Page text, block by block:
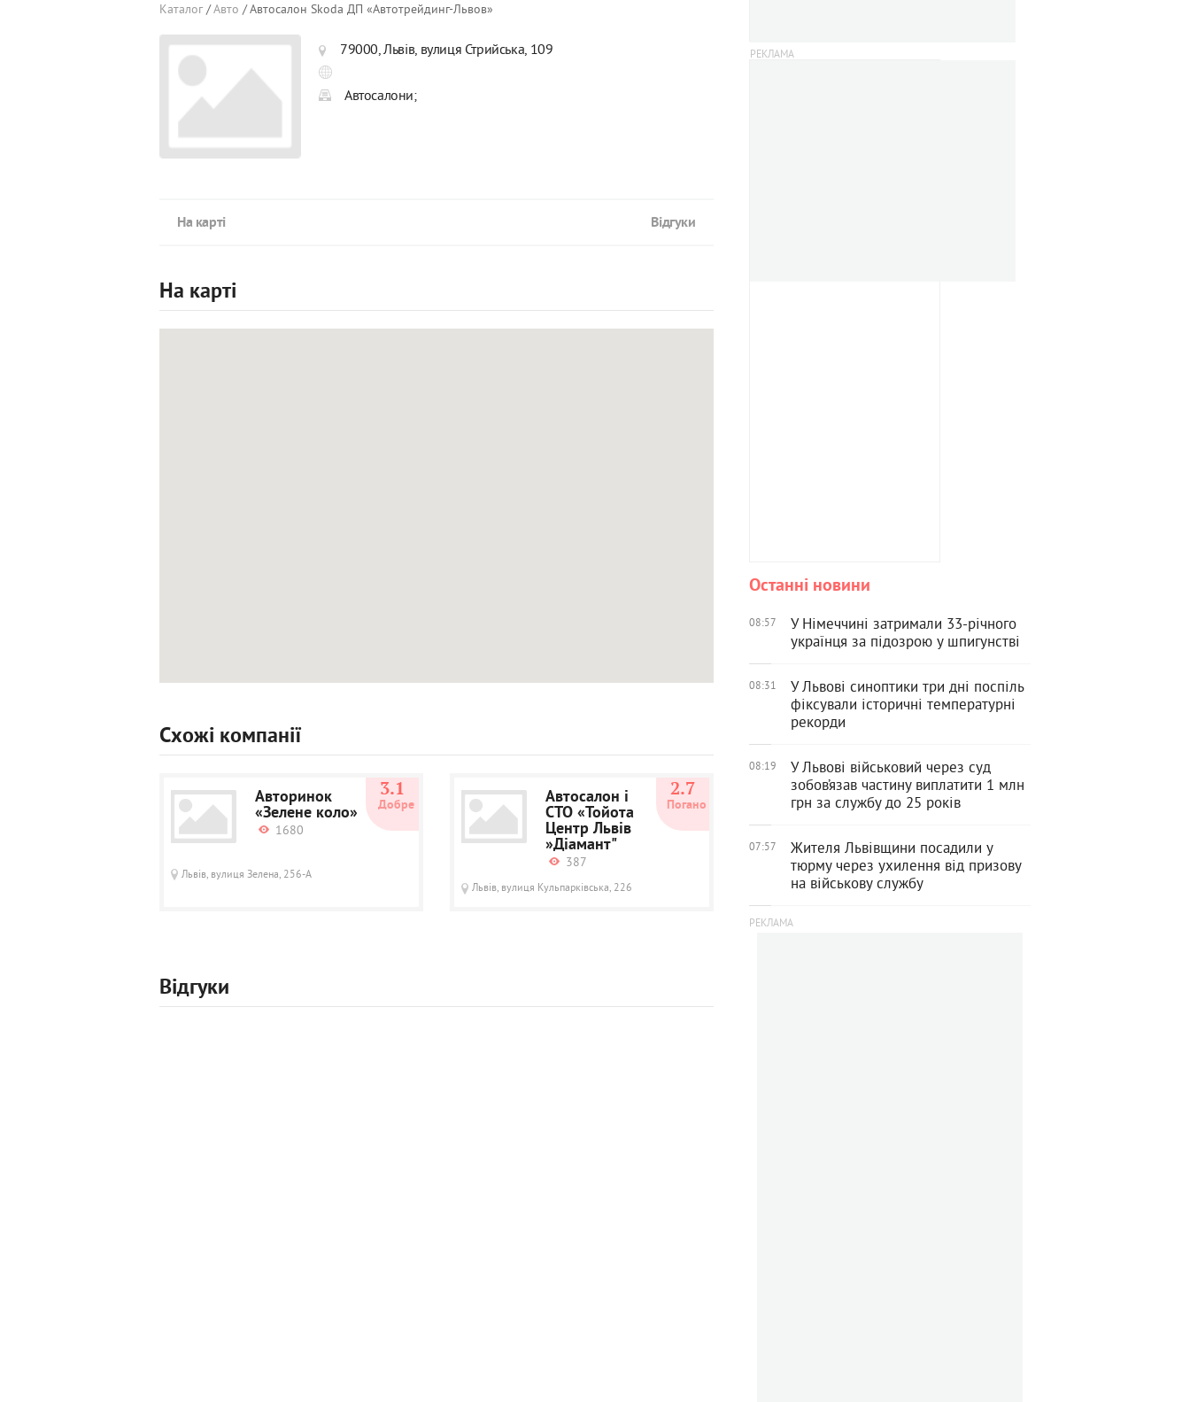
Каталог
Авто Автосалон Skoda ДП «Автотрейдинг-Львов»
79000, Львів, вулиця Стрийська, 109
Автосалони;
На карті Відгуки
На карті
Схожі компанії
Авторинок
«Зелене коло»
1680
Львів, вулиця Зелена, 256-А
3.1
Добре Автосалон і
СТО «Тойота
Центр Львів
»Діамант"
387
Львів, вулиця Кульпарківська, 226
2.7
Погано
Відгуки
Останні новини
08:57
У Німеччині затримали 33-річного
українця за підозрою у шпигунстві
08:31
У Львові синоптики три дні поспіль
фіксували історичні температурні
рекорди
08:19
У Львові військовий через суд
зобов’язав частину виплатити 1 млн
грн за службу до 25 років
07:57
Жителя Львівщини посадили у
тюрму через ухилення від призову
на військову службу